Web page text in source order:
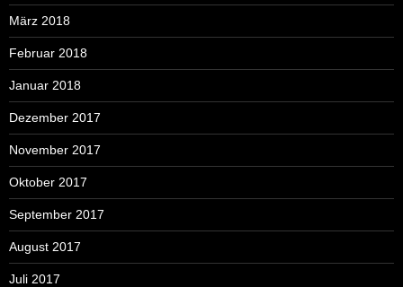
März 2018
Februar 2018
Januar 2018
Dezember 2017
November 2017
Oktober 2017
September 2017
August 2017
Juli 2017